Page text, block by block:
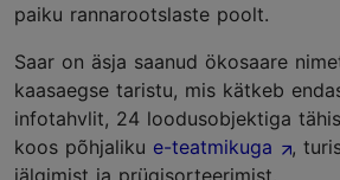
paiku rannarootslaste poolt.
Saar on äsja saanud ökosaare
kaasaegse taristu, mis kätkeb
infotahvlit, 24 loodusobjektiga
koos põhjaliku e-teatmikuga
,
jälgimist ja prügisorteerimist.